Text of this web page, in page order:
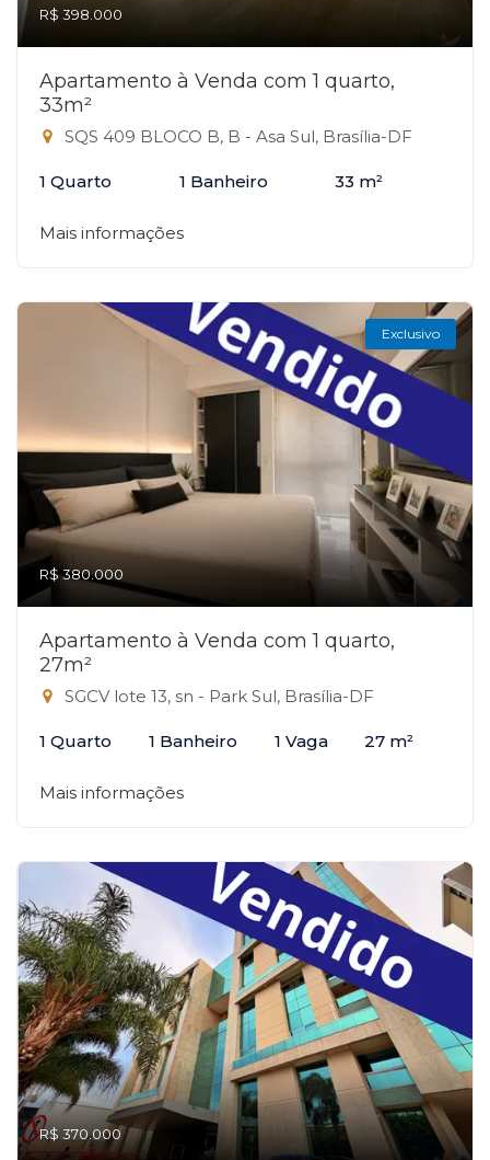
R$ 398.000
Apartamento à Venda com 1 quarto,
33m²
SQS 409 BLOCO B, B - Asa Sul, Brasília-DF
1 Quarto 1 Banheiro 33 m²
Mais informações
Exclusivo
R$ 380.000
Apartamento à Venda com 1 quarto,
27m²
SGCV lote 13, sn - Park Sul, Brasília-DF
1 Quarto 1 Banheiro 1 Vaga 27 m²
Mais informações
R$ 370.000